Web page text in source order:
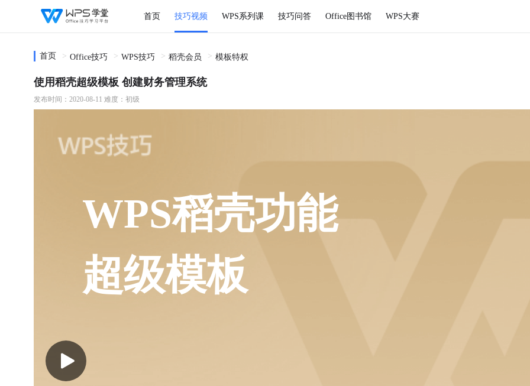
首页 技巧视频 WPS系列课 技巧问答 Office图书馆 WPS大赛
首页 Office技巧 WPS技巧 稻壳会员 模板特权
使用稻壳超级模板 创建财务管理系统
发布时间：2020-08-11 难度：初级
WPS稻壳功能
超级模板